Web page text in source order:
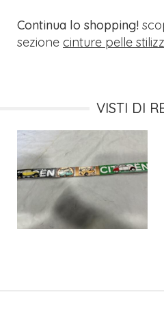
Continua lo shopping!
sezione cinture pelle
VISTI DI